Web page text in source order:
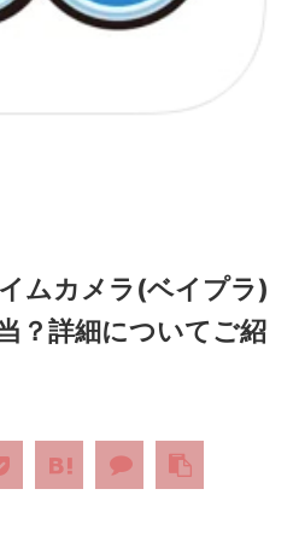
ムカメラ(ベイプラ)
？詳細についてご紹